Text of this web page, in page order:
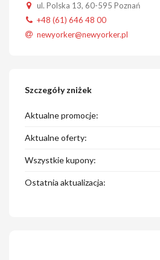
ul. Polska 13, 60-595 Poznań
+48 (61) 646 48 00
newyorker@newyorker.pl
Szczegóły zniżek
Aktualne promocje:
Aktualne oferty:
Wszystkie kupony:
Ostatnia aktualizacja: